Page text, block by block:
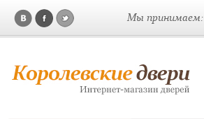
Мы принимаем: